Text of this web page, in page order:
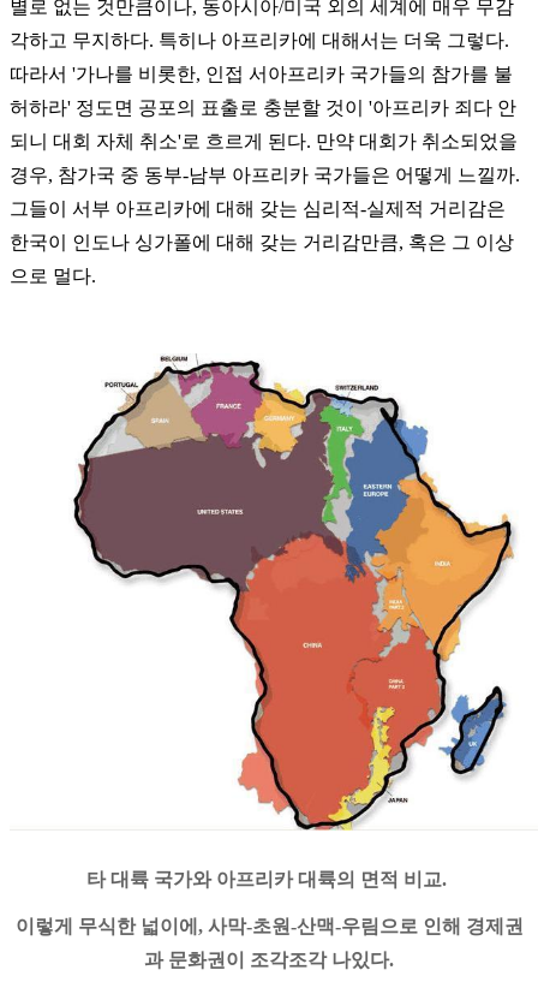
별로 없는 것만큼이나, 동아시아/미국 외의 세계에 매우 무감
각하고 무지하다. 특히나 아프리카에 대해서는 더욱 그렇다.
따라서 '가나를 비롯한, 인접 서아프리카 국가들의 참가를 불
허하라' 정도면 공포의 표출로 충분할 것이 '아프리카 죄다 안
되니 대회 자체 취소'로 흐르게 된다. 만약 대회가 취소되었을
경우, 참가국 중 동부-남부 아프리카 국가들은 어떻게 느낄까.
그들이 서부 아프리카에 대해 갖는 심리적-실제적 거리감은
한국이 인도나 싱가폴에 대해 갖는 거리감만큼, 혹은 그 이상
으로 멀다.
타 대륙 국가와 아프리카 대륙의 면적 비교.
이렇게 무식한 넓이에, 사막-초원-산맥-우림으로 인해 경제권
과 문화권이 조각조각 나있다.